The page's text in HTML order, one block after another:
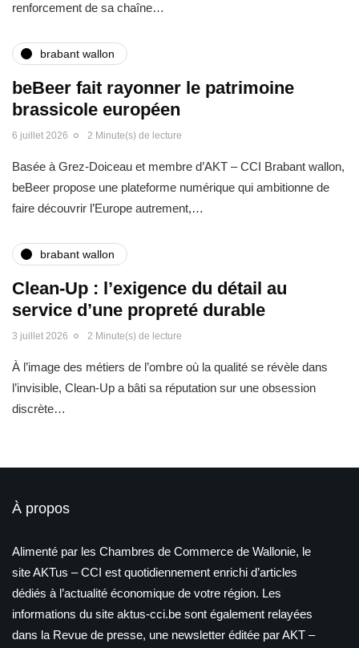
renforcement de sa chaîne…
brabant wallon
beBeer fait rayonner le patrimoine
brassicole européen
6 juillet 2026 2 Minute(s) de lecture
Basée à Grez-Doiceau et membre d’AKT – CCI Brabant wallon,
beBeer propose une plateforme numérique qui ambitionne de
faire découvrir l’Europe autrement,…
brabant wallon
Clean-Up : l’exigence du détail au
service d’une propreté durable
3 juillet 2026 2 Minute(s) de lecture
À l’image des métiers de l’ombre où la qualité se révèle dans
l’invisible, Clean-Up a bâti sa réputation sur une obsession
discrète…
À propos
Alimenté par les Chambres de Commerce de Wallonie, le
site AKTus – CCI est quotidiennement enrichi d’articles
dédiés à l’actualité économique de votre région. Les
informations du site aktus-cci.be sont également relayées
dans la Revue de presse, une newsletter éditée par AKT –